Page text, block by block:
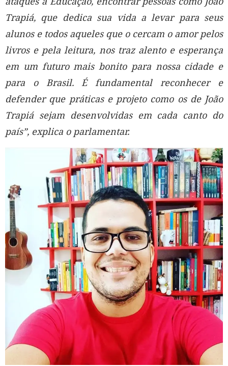
Trapiá, que dedica sua vida a levar para seus
alunos e todos aqueles que o cercam o amor pelos
livros e pela leitura, nos traz alento e esperança
em um futuro mais bonito para nossa cidade e
para o Brasil. É fundamental reconhecer e
defender que práticas e projeto como os de João
Trapiá sejam desenvolvidas em cada canto do
país”, explica o parlamentar.